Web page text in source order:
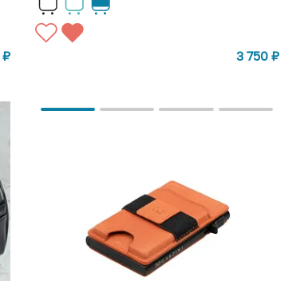
₽ 3 750 ₽